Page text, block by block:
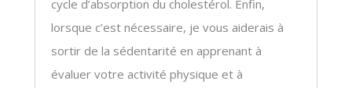
cycle d’absorption du cholestérol. Enfin,
lorsque c’est nécessaire, je vous aiderais à
sortir de la sédentarité en apprenant à
évaluer votre activité physique et à